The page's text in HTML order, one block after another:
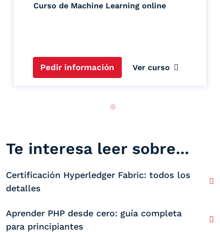
Curso de Machine Learning online
Pedir información Ver curso
Te interesa leer sobre...
Certificación Hyperledger Fabric: todos los
detalles
Aprender PHP desde cero: guía completa
para principiantes